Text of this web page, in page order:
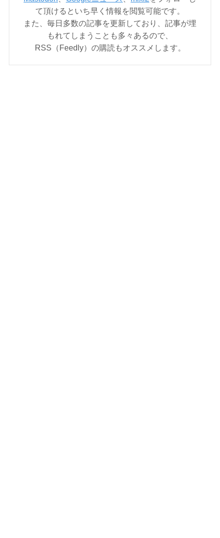
て頂けるといち早く情報を閲覧可能です。
また、毎日多数の記事を更新しており、記事が埋
もれてしまうことも多々あるので、
RSS（Feedly）の購読もオススメします。